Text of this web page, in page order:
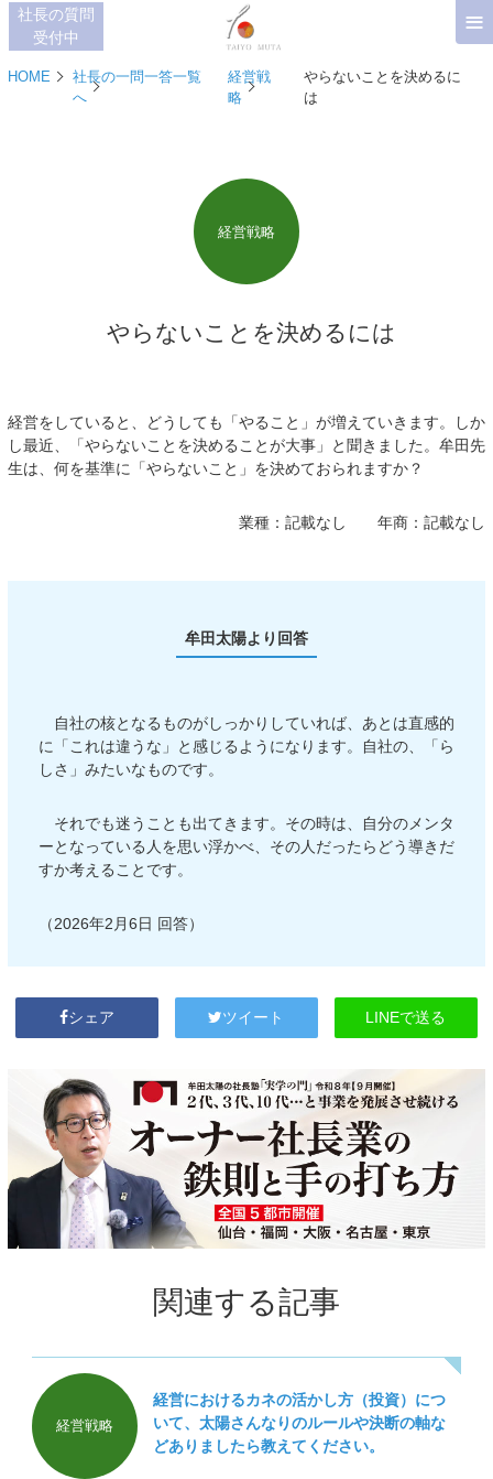
社長の質問
受付中
≡
HOME
社長の一問一答一覧
へ
経営戦
略
やらないことを決めるに
は
経営戦略
やらないことを決めるには
経営をしていると、どうしても「やること」が増えていきます。しか
し最近、「やらないことを決めることが大事」と聞きました。牟田先
生は、何を基準に「やらないこと」を決めておられますか？
業種： 記載なし 年商： 記載なし
牟田太陽より回答
自社の核となるものがしっかりしていれば、あとは直感的
に「これは違うな」と感じるようになります。自社の、「ら
しさ」みたいなものです。
それでも迷うことも出てきます。その時は、自分のメンタ
ーとなっている人を思い浮かべ、その人だったらどう導きだ
すか考えることです。
（2026年2月6日 回答）
シェア ツイート LINEで送る
関連する記事
経営戦略
経営におけるカネの活かし方（投資）につ
いて、太陽さんなりのルールや決断の軸な
どありましたら教えてください。